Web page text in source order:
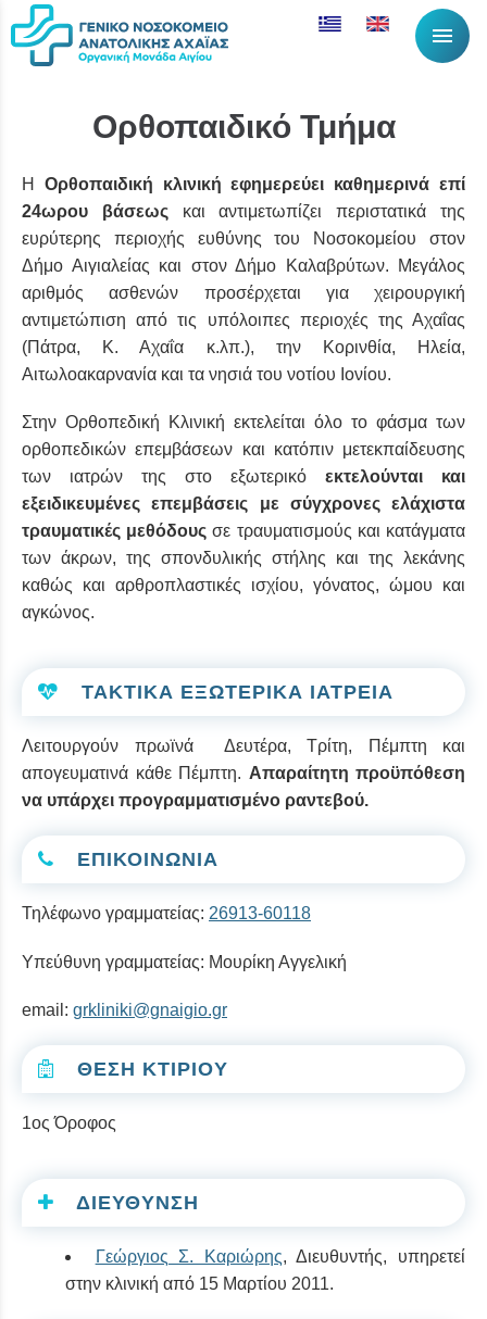
menu
Ορθοπαιδικό Τμήμα
Η Ορθοπαιδική κλινική εφημερεύει καθημερινά επί
24ωρου βάσεωςκαι αντιμετωπίζει περιστατικά της
ευρύτερης περιοχής ευθύνης του Νοσοκομείου στον
Δήμο Αιγιαλείας και στον Δήμο Καλαβρύτων. Μεγάλος
αριθμός ασθενών προσέρχεται για χειρουργική
αντιμετώπιση από τις υπόλοιπες περιοχές της Αχαΐας
(Πάτρα, Κ. Αχαΐα κ.λπ.), την Κορινθία, Ηλεία,
Αιτωλοακαρνανία και τα νησιά του νοτίου Ιονίου.
Στην Ορθοπεδική Κλινική εκτελείται όλο το φάσμα των
ορθοπεδικών επεμβάσεων και κατόπιν μετεκπαίδευσης
των ιατρών της στο εξωτερικό εκτελούνται και
εξειδικευμένες επεμβάσεις με σύγχρονες ελάχιστα
τραυματικές μεθόδους σε τραυματισμούς και κατάγματα
των άκρων, της σπονδυλικής στήλης και της λεκάνης
καθώς και αρθροπλαστικές ισχίου, γόνατος, ώμου και
αγκώνος.
ΤΑΚΤΙΚΑ ΕΞΩΤΕΡΙΚΑ ΙΑΤΡΕΙΑ
Λειτουργούν πρωϊνά Δευτέρα, Τρίτη, Πέμπτη και
απογευματινά κάθε Πέμπτη. Απαραίτητη προϋπόθεση
να υπάρχει προγραμματισμένο ραντεβού.
ΕΠΙΚΟΙΝΩΝΙΑ
Τηλέφωνο γραμματείας: 26913-60118
Υπεύθυνη γραμματείας: Μουρίκη Αγγελική
email: grkliniki@gnaigio.gr
ΘΕΣΗ ΚΤΙΡΙΟΥ
1ος Όροφος
ΔΙΕΥΘΥΝΣΗ
Γεώργιος Σ. Καριώρης, Διευθυντής, υπηρετεί
στην κλινική από 15 Μαρτίου 2011.